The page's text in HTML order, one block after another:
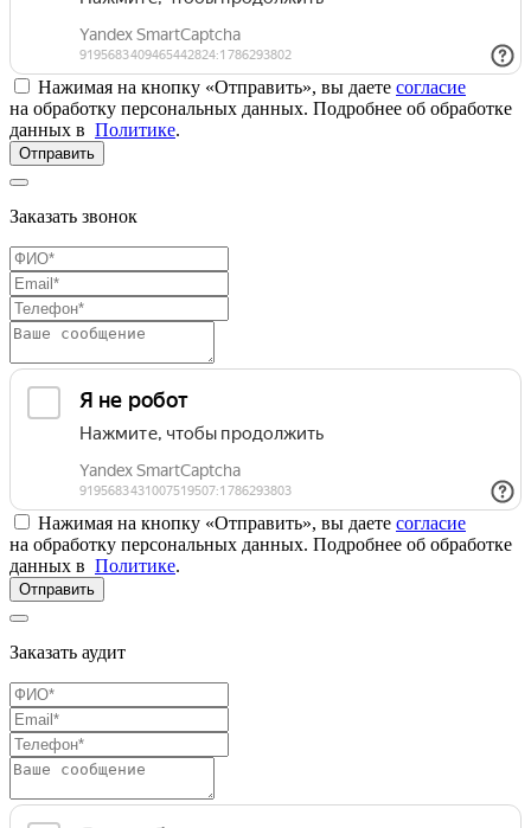
Нажимая на кнопку «Отправить», вы даете согласие
на обработку персональных данных. Подробнее об обработке
данных в Политике.
Отправить
Заказать звонок
Нажимая на кнопку «Отправить», вы даете согласие
на обработку персональных данных. Подробнее об обработке
данных в Политике.
Отправить
Заказать аудит